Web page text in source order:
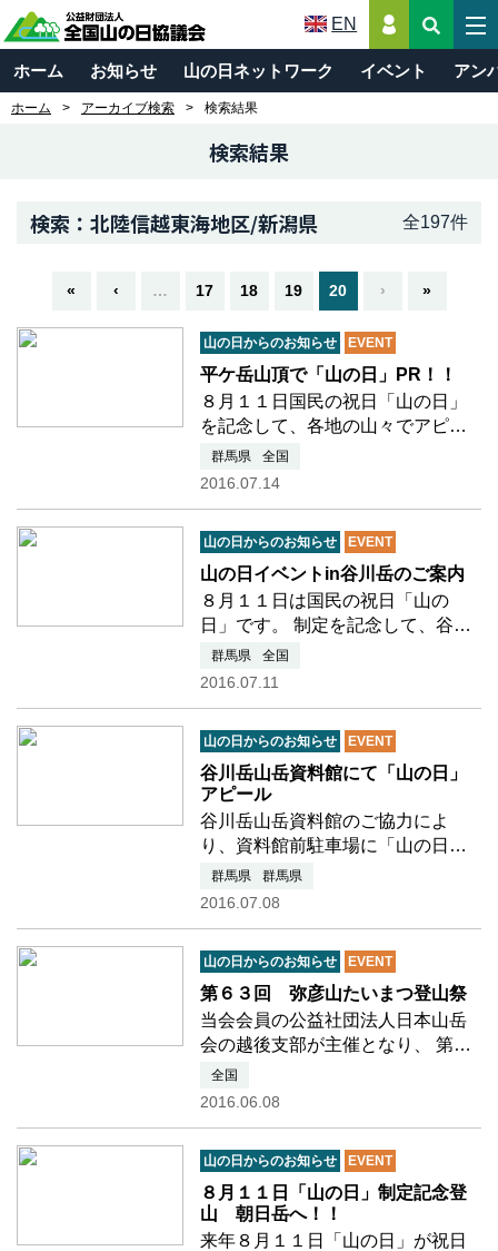
EN
ホーム お知らせ 山の日ネットワーク イベント アン
ホーム アーカイブ検索 検索結果
検索結果
検索：北陸信越東海地区/新潟県 全197件
« ‹ … 17 18 19 20 › »
山の日からのお知らせ EVENT
平ケ岳山頂で「山の日」PR！！
８月１１日国民の祝日「山の日」
を記念して、各地の山々でアピー
ル活動が行われています。 ７月４
日、平ヶ岳（ひらがたけ）山頂に
した。 ※平ヶ岳（ひら…つづきを
読む
群馬県 全国
2016.07.14
山の日からのお知らせ EVENT
山の日イベントin谷川岳のご案内
８月１１日は国民の祝日「山の
日」です。 制定を記念して、谷川
岳でも山の日イベントを計画しま
した。 近くてよい山「谷川岳」に
１１日（木・祝） …つづきを読む
群馬県 全国
2016.07.11
山の日からのお知らせ EVENT
谷川岳山岳資料館にて「山の日」
アピール
谷川岳山岳資料館のご協力によ
り、資料館前駐車場に「山の日」
のぼりを立て、資料館に横断幕を
掲示し、11月末の閉館までアピー
群馬県 群馬県
2016.07.08
山の日からのお知らせ EVENT
第６３回 弥彦山たいまつ登山祭
当会会員の公益社団法人日本山岳
会の越後支部が主催となり、 第６
３回 弥彦山たいまつ登山祭 第５
９回 高頭祭 が開催されます。 国
せていただいてお…つづきを読む
全国
2016.06.08
山の日からのお知らせ EVENT
８月１１日「山の日」制定記念登
山 朝日岳へ！！
来年８月１１日「山の日」が祝日